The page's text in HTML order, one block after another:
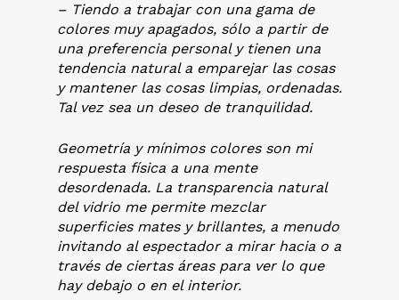
– Tiendo a trabajar con una gama de
colores muy apagados, sólo a partir de
una preferencia personal y tienen una
tendencia natural a emparejar las cosas
y mantener las cosas limpias, ordenadas.
Tal vez sea un deseo de tranquilidad.
Geometría y mínimos colores son mi
respuesta física a una mente
desordenada. La transparencia natural
del vidrio me permite mezclar
superficies mates y brillantes, a menudo
invitando al espectador a mirar hacia o a
través de ciertas áreas para ver lo que
hay debajo o en el interior.